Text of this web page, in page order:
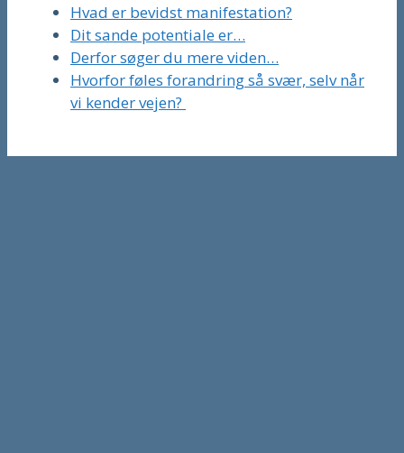
Hvad er bevidst manifestation?
Dit sande potentiale er…
Derfor søger du mere viden…
Hvorfor føles forandring så svær, selv når
vi kender vejen?